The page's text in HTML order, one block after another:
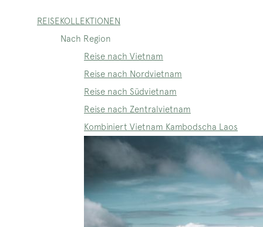
REISEKOLLEKTIONEN
Nach Region
Reise nach Vietnam
Reise nach Nordvietnam
Reise nach Südvietnam
Reise nach Zentralvietnam
Kombiniert Vietnam Kambodscha Laos